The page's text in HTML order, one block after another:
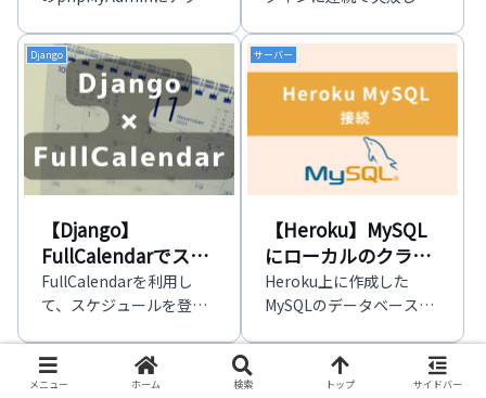
た。
間できなくなる仕組みが
導入されていますが、そ
の回数・時間を変更して
Django
【Django】
FullCalendarでスケ
ジュールのDB登録・
表示【実践向け】
FullCalendarを利用し
て、スケジュールを登録
簡単なWebアプリケーシ
ョンを作成してみます。
サーバー
【Heroku】MySQL
にローカルのクライ
アントから接続
Heroku上に作成した
MySQLのデータベース
アントから接続してデー
タを確認します。
Laravel
メニュー
ホーム 検索 トップ サイドバー